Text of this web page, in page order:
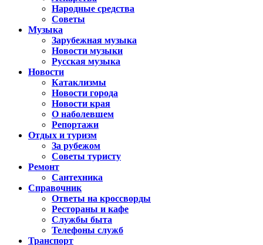
Народные средства
Советы
Музыка
Зарубежная музыка
Новости музыки
Русская музыка
Новости
Катаклизмы
Новости города
Новости края
О наболевшем
Репортажи
Отдых и туризм
За рубежом
Советы туристу
Ремонт
Сантехника
Справочник
Ответы на кроссворды
Рестораны и кафе
Службы быта
Телефоны служб
Транспорт